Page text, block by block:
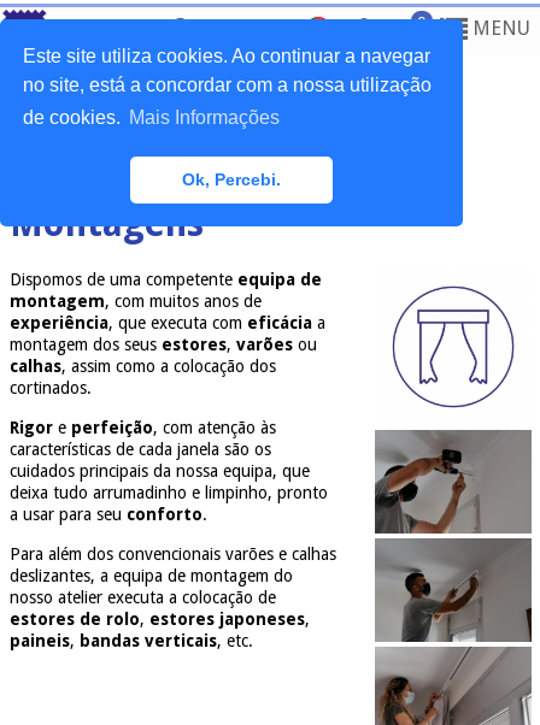
Este site utiliza cookies. Ao continuar a navegar
no site, está a concordar com a nossa utilização
de cookies. Mais Informações
Ok, Percebi.
0 MENU
Montagens
Dispomos de uma competente equipa de
montagem, com muitos anos de
experiência, que executa com eficáciaa
montagem dos seus estores, varõesou
calhas, assim como a colocação dos
cortinados.
Rigore perfeição, com atenção às
características de cada janela são os
cuidados principais da nossa equipa, que
deixa tudo arrumadinho e limpinho, pronto
a usar para seu conforto.
Para além dos convencionais varões e calhas
deslizantes, a equipa de montagem do
nosso atelier executa a colocação de
estores de rolo, estores japoneses,
paineis, bandas verticais, etc.